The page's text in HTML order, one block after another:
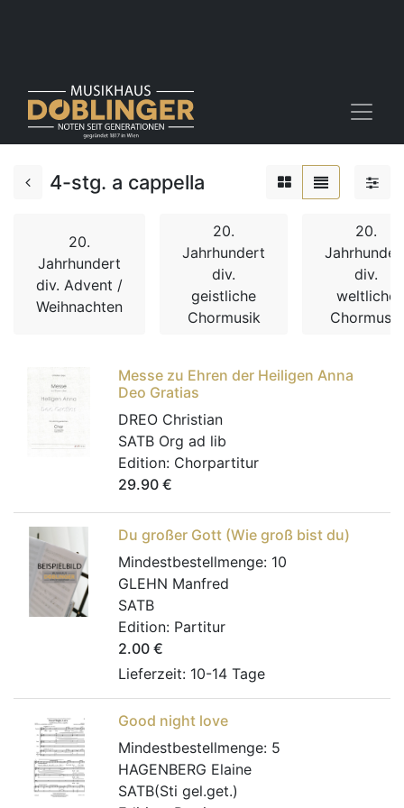
4-stg. a cappella
20.
Jahrhundert
div. Advent /
Weihnachten
20.
Jahrhundert
div.
geistliche
Chormusik
20.
div.
weltliche
Chormusik
Messe zu Ehren der Heiligen Anna
Deo Gratias
DREO Christian
SATB Org ad lib
Edition: Chorpartitur
29.90 €
Du großer Gott (Wie groß bist du)
Mindestbestellmenge: 10
GLEHN Manfred
SATB
Edition: Partitur
2.00 €
Lieferzeit: 10-14 Tage
Good night love
Mindestbestellmenge: 5
HAGENBERG Elaine
SATB(Sti gel.get.)